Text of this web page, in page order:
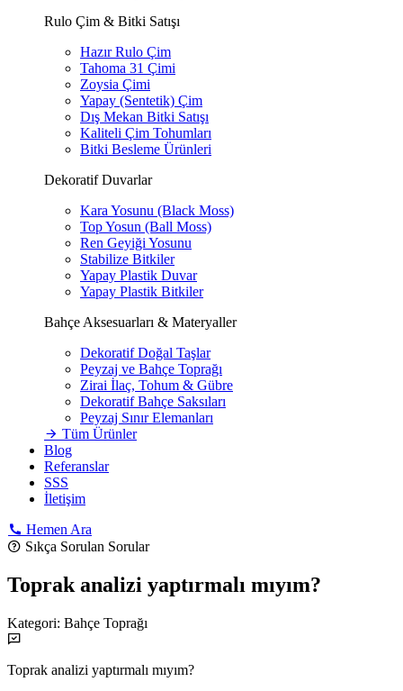
Rulo Çim & Bitki Satışı
Hazır Rulo Çim
Tahoma 31 Çimi
Zoysia Çimi
Yapay (Sentetik) Çim
Dış Mekan Bitki Satışı
Kaliteli Çim Tohumları
Bitki Besleme Ürünleri
Dekoratif Duvarlar
Kara Yosunu (Black Moss)
Top Yosun (Ball Moss)
Ren Geyiği Yosunu
Stabilize Bitkiler
Yapay Plastik Duvar
Yapay Plastik Bitkiler
Bahçe Aksesuarları & Materyaller
Dekoratif Doğal Taşlar
Peyzaj ve Bahçe Toprağı
Zirai İlaç, Tohum & Gübre
Dekoratif Bahçe Saksıları
Peyzaj Sınır Elemanları
Tüm Ürünler
Blog
Referanslar
SSS
İletişim
Hemen Ara
Sıkça Sorulan Sorular
Toprak analizi yaptırmalı mıyım?
Kategori: Bahçe Toprağı
Toprak analizi yaptırmalı mıyım?